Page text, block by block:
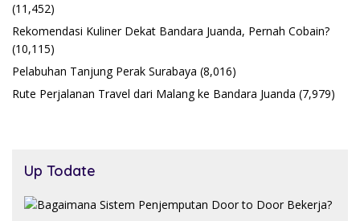
(11,452)
Rekomendasi Kuliner Dekat Bandara Juanda, Pernah Cobain?
(10,115)
Pelabuhan Tanjung Perak Surabaya (8,016)
Rute Perjalanan Travel dari Malang ke Bandara Juanda (7,979)
Up Todate